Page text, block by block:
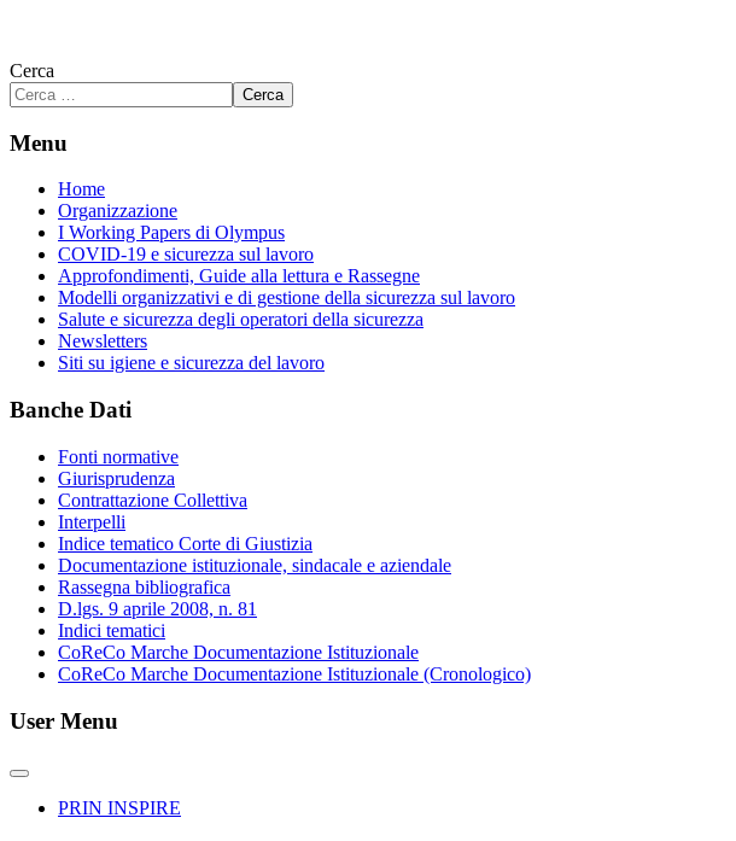
Cerca
Cerca
Menu
Home
Organizzazione
I Working Papers di Olympus
COVID-19 e sicurezza sul lavoro
Approfondimenti, Guide alla lettura e Rassegne
Modelli organizzativi e di gestione della sicurezza sul lavoro
Salute e sicurezza degli operatori della sicurezza
Newsletters
Siti su igiene e sicurezza del lavoro
Banche Dati
Fonti normative
Giurisprudenza
Contrattazione Collettiva
Interpelli
Indice tematico Corte di Giustizia
Documentazione istituzionale, sindacale e aziendale
Rassegna bibliografica
D.lgs. 9 aprile 2008, n. 81
Indici tematici
CoReCo Marche Documentazione Istituzionale
CoReCo Marche Documentazione Istituzionale (Cronologico)
User Menu
PRIN INSPIRE